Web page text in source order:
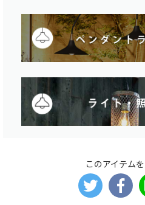
このアイテム